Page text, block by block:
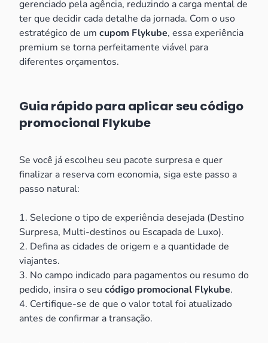
gerenciado pela agência, reduzindo a carga mental de
ter que decidir cada detalhe da jornada. Com o uso
estratégico de um cupom Flykube, essa experiência
premium se torna perfeitamente viável para
diferentes orçamentos.
Guia rápido para aplicar seu código
promocional Flykube
Se você já escolheu seu pacote surpresa e quer
finalizar a reserva com economia, siga este passo a
passo natural:
1. Selecione o tipo de experiência desejada (Destino
Surpresa, Multi-destinos ou Escapada de Luxo).
2. Defina as cidades de origem e a quantidade de
viajantes.
3. No campo indicado para pagamentos ou resumo do
pedido, insira o seu código promocional Flykube.
4. Certifique-se de que o valor total foi atualizado
antes de confirmar a transação.